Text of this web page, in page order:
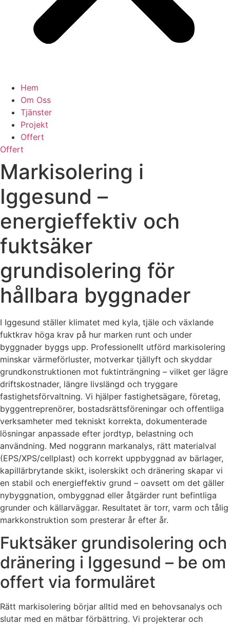
Hem
Om Oss
Tjänster
Projekt
Offert
Offert
Markisolering i
Iggesund –
energieffektiv och
fuktsäker
grundisolering för
hållbara byggnader
I Iggesund ställer klimatet med kyla, tjäle och växlande
fuktkrav höga krav på hur marken runt och under
byggnader byggs upp. Professionellt utförd markisolering
minskar värmeförluster, motverkar tjällyft och skyddar
grundkonstruktionen mot fuktinträngning – vilket ger lägre
driftskostnader, längre livslängd och tryggare
fastighetsförvaltning. Vi hjälper fastighetsägare, företag,
byggentreprenörer, bostadsrättsföreningar och offentliga
verksamheter med tekniskt korrekta, dokumenterade
lösningar anpassade efter jordtyp, belastning och
användning. Med noggrann markanalys, rätt materialval
(EPS/XPS/cellplast) och korrekt uppbyggnad av bärlager,
kapillärbrytande skikt, isolerskikt och dränering skapar vi
en stabil och energieffektiv grund – oavsett om det gäller
nybyggnation, ombyggnad eller åtgärder runt befintliga
grunder och källarväggar. Resultatet är torr, varm och tålig
markkonstruktion som presterar år efter år.
Fuktsäker grundisolering och
dränering i Iggesund – be om
offert via formuläret
Rätt markisolering börjar alltid med en behovsanalys och
slutar med en mätbar förbättring. Vi projekterar och